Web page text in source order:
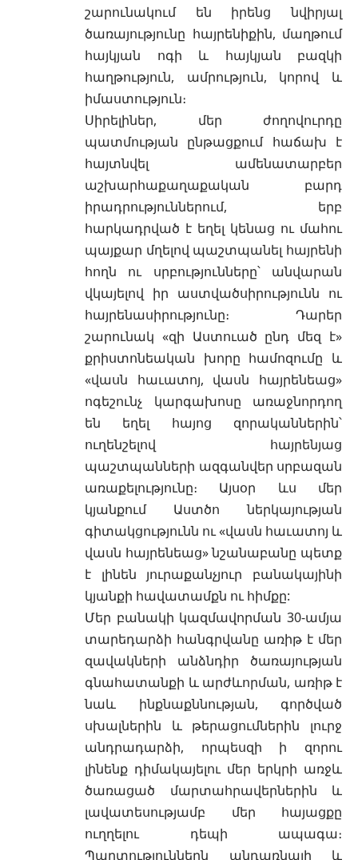
շարունակում են իրենց նվիրյալ
ծառայությունը հայրենիքին, մաղթում
հայկյան ոգի և հայկյան բազկի
հաղթություն, ամրություն, կորով և
իմաստություն։
Սիրելիներ, մեր ժողովուրդը
պատմության ընթացքում հաճախ է
հայտնվել ամենատարբեր
աշխարհաքաղաքական բարդ
իրադրություններում, երբ
հարկադրված է եղել կենաց ու մահու
պայքար մղելով պաշտպանել հայրենի
հողն ու սրբությունները՝ անվարան
վկայելով իր աստվածսիրությունն ու
հայրենասիրությունը։ Դարեր
շարունակ «զի Աստուած ընդ մեզ է»
քրիստոնեական խորը համոզումը և
«վասն հաւատոյ, վասն հայրենեաց»
ոգեշունչ կարգախոսը առաջնորդող
են եղել հայոց զորականներին՝
ուղենշելով հայրենյաց
պաշտպանների ազգանվեր սրբազան
առաքելությունը։ Այսօր ևս մեր
կյանքում Աստծո ներկայության
գիտակցությունն ու «վասն հաւատոյ և
վասն հայրենեաց» նշանաբանը պետք
է լինեն յուրաքանչյուր բանակայինի
կյանքի հավատամքն ու հիմքը:
Մեր բանակի կազմավորման 30-ամյա
տարեդարձի հանգրվանը առիթ է մեր
զավակների անձնդիր ծառայության
գնահատանքի և արժևորման, առիթ է
նաև ինքնաքննության, գործված
սխալներին և թերացումներին լուրջ
անդրադարձի, որպեսզի ի զորու
լինենք դիմակայելու մեր երկրի առջև
ծառացած մարտահրավերներին և
լավատեսությամբ մեր հայացքը
ուղղելու դեպի ապագա։
Պարտություններն անդառնալի և